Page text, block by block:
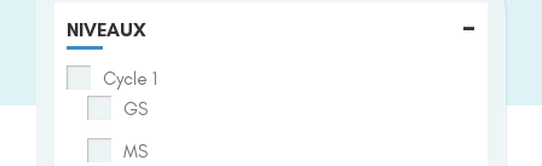
NIVEAUX -
Cycle 1
GS
MS